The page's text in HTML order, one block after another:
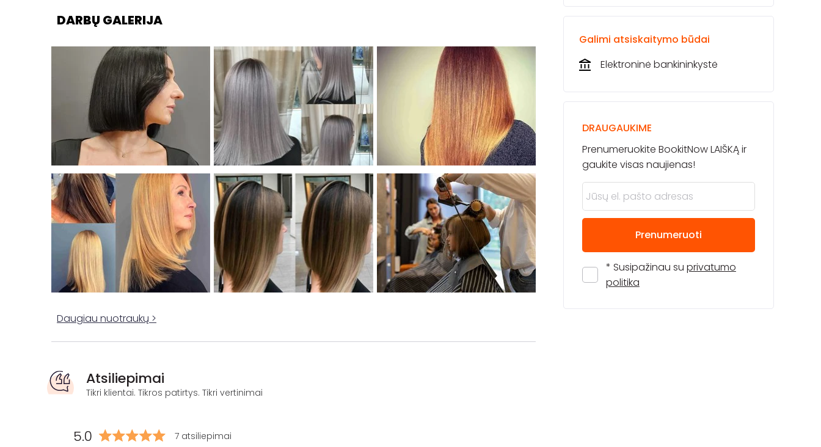
DARBŲ GALERIJA
Daugiau nuotraukų >
Atsiliepimai
Tikri klientai. Tikros patirtys. Tikri vertinimai
5.0 7 atsiliepimai
Galimi atsiskaitymo būdai
Elektroninė bankininkystė
DRAUGAUKIME
Prenumeruokite BookitNow LAIŠKĄ ir
gaukite visas naujienas!
Prenumeruoti
* Susipažinau su privatumo
politika